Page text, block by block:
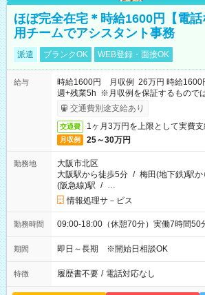
ほぼ完全在宅＊時給1600円【電
用チームでアシスタント事務
派遣 ブランクOK WEB登録・面接OK
給与
時給1600円 月収例 26万円 時給1600
週+残業5h ※月収例を保証するもので
交通費別途支給あり
交通費 1ヶ月3万円を上限として実費
月収例 25～30万円
勤務地
大阪市北区
大阪駅から徒歩5分 / 梅田(地下鉄)駅
(阪急線)駅 / …
情報処理サ－ビス
勤務時間 09:00-18:00（休憩70分）実働7時間50
期間 即日～長期 ※開始日相談OK
特徴 履歴書不要 / 電話対応なし